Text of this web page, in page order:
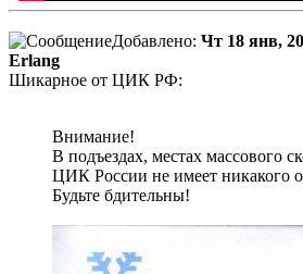
Добавлено: Чт 18 янв,
Erlang
Шикарное от ЦИК РФ:
Внимание!
В подъездах, местах массового
ЦИК России не имеет никакого
Будьте бдительны!